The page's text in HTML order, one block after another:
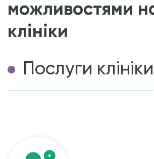
можливостями
клініки
Послуги клініки